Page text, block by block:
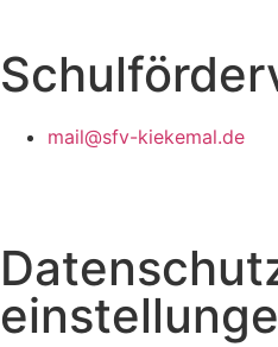
mail@sfv-kiekemal.de